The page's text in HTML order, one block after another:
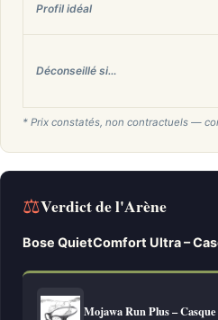
Profil idéal
Déconseillé si…
* Prix constatés, non contractuels —
⚖Verdict de l'Arène
Bose QuietComfort Ultra –
Mojawa Run Plus –